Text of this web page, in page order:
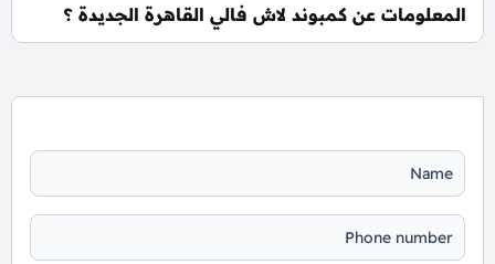
المعلومات عن كمبوند لاش فالي القاهرة الجديدة ؟